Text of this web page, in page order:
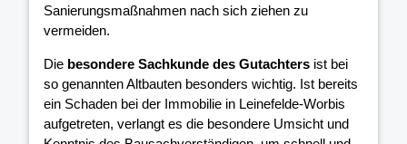
Sanierungsmaßnahmen nach sich ziehen zu
vermeiden.
Die besondere Sachkunde des Gutachters ist bei
so genannten Altbauten besonders wichtig. Ist bereits
ein Schaden bei der Immobilie in Leinefelde-Worbis
aufgetreten, verlangt es die besondere Umsicht und